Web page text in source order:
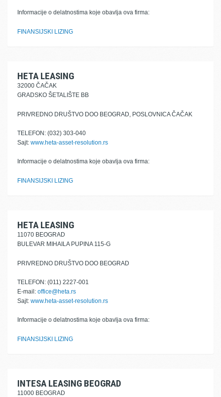
Informacije o delatnostima koje obavlja ova firma:
FINANSIJSKI LIZING
HETA LEASING
32000 ČAČAK
GRADSKO ŠETALIŠTE BB
PRIVREDNO DRUŠTVO DOO BEOGRAD, POSLOVNICA ČAČAK
TELEFON: (032) 303-040
Sajt: www.heta-asset-resolution.rs
Informacije o delatnostima koje obavlja ova firma:
FINANSIJSKI LIZING
HETA LEASING
11070 BEOGRAD
BULEVAR MIHAILA PUPINA 115-G
PRIVREDNO DRUŠTVO DOO BEOGRAD
TELEFON: (011) 2227-001
E-mail: office@heta.rs
Sajt: www.heta-asset-resolution.rs
Informacije o delatnostima koje obavlja ova firma:
FINANSIJSKI LIZING
INTESA LEASING BEOGRAD
11000 BEOGRAD